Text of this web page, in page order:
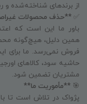
از برندهای شناخته‌شده و
✅ **حذف محصولات
باور ما این است که
همین دلیل، هیچ‌گونه
فروش نمی‌رسد. ما برای
حاشیه سود، کالاهای
مشتریان تضمین شود.
🎯 **مأموریت ما**
پژواک در تلاش است تا